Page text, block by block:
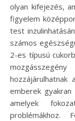
olyan kifejezés,
figyelem
test
számos
2-es típusú
hozzájárulhatnak
emberek
amelyek